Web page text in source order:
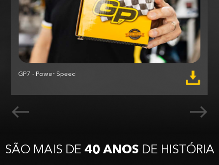
GP7 - Power Speed
SÃO MAIS DE 40 ANOS DE HISTÓRIA